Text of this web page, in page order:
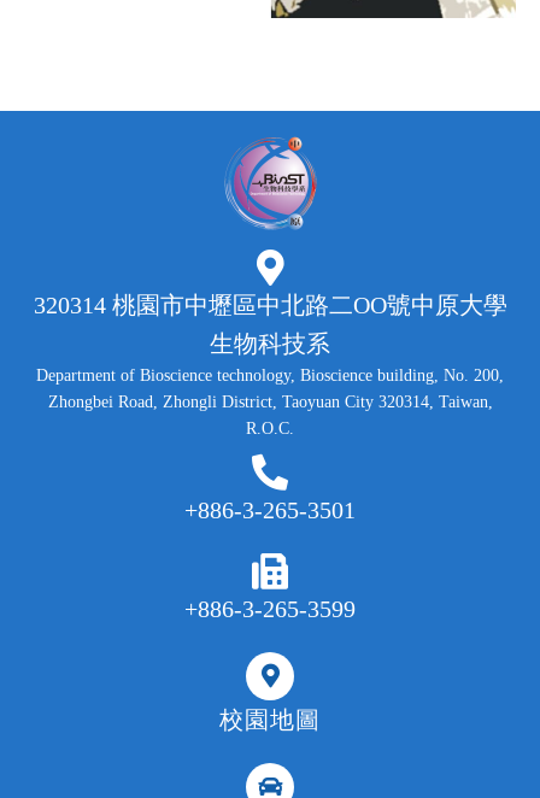
320314 桃園市中壢區中北路二OO號中原大學
生物科技系
Department of Bioscience technology, Bioscience building, No. 200,
Zhongbei Road, Zhongli District, Taoyuan City 320314, Taiwan,
R.O.C.
+886-3-265-3501
+886-3-265-3599
校園地圖